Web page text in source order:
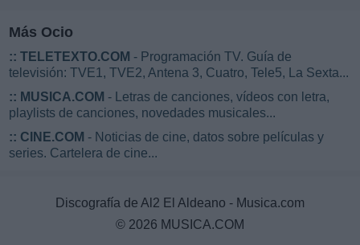
Más Ocio
:: TELETEXTO.COM - Programación TV. Guía de
televisión: TVE1, TVE2, Antena 3, Cuatro, Tele5, La Sexta...
:: MUSICA.COM - Letras de canciones, vídeos con letra,
playlists de canciones, novedades musicales...
:: CINE.COM - Noticias de cine, datos sobre películas y
series. Cartelera de cine...
Discografía de Al2 El Aldeano - Musica.com
© 2026 MUSICA.COM